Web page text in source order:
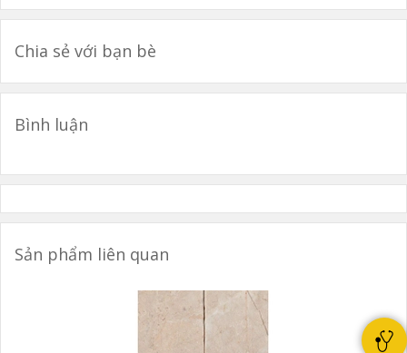
Chia sẻ với bạn bè
Bình luận
Sản phẩm liên quan